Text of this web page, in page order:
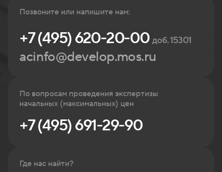
Позвоните или напишите нам:
+7 (495) 620-20-00доб. 15301
acinfo@develop.mos.ru
По вопросам проведения экспертизы
начальных (максимальных) цен
+7 (495) 691-29-90
Где нас найти?